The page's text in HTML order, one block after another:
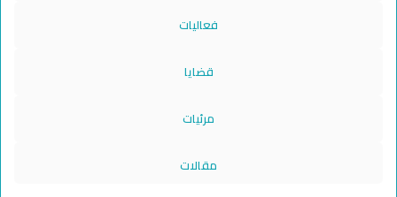
فعاليات
قضايا
مرئيات
مقالات